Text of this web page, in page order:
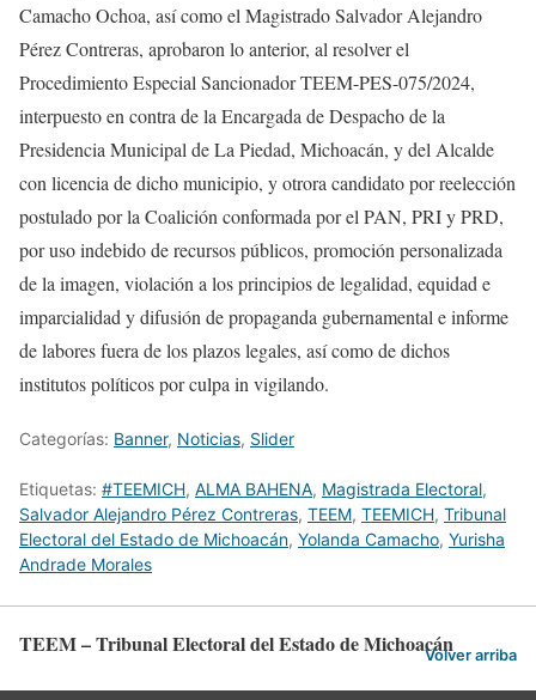
Camacho Ochoa, así como el Magistrado Salvador Alejandro
Pérez Contreras, aprobaron lo anterior, al resolver el
Procedimiento Especial Sancionador TEEM-PES-075/2024,
interpuesto en contra de la Encargada de Despacho de la
Presidencia Municipal de La Piedad, Michoacán, y del Alcalde
con licencia de dicho municipio, y otrora candidato por reelección
postulado por la Coalición conformada por el PAN, PRI y PRD,
por uso indebido de recursos públicos, promoción personalizada
de la imagen, violación a los principios de legalidad, equidad e
imparcialidad y difusión de propaganda gubernamental e informe
de labores fuera de los plazos legales, así como de dichos
institutos políticos por culpa in vigilando.
Categorías: Banner, Noticias, Slider
Etiquetas: #TEEMICH, ALMA BAHENA, Magistrada Electoral,
Salvador Alejandro Pérez Contreras, TEEM, TEEMICH, Tribunal
Electoral del Estado de Michoacán, Yolanda Camacho, Yurisha
Andrade Morales
TEEM – Tribunal Electoral del Estado de MichoacánVolver arriba